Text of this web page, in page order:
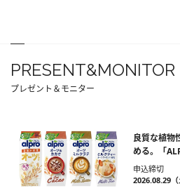
PRESENT&MONITOR
プレゼント＆モニター
良質な植物
める。「
申込締切
2026.08.29